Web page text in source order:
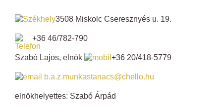
3508 Miskolc Cseresznyés u. 19.
+36 46/782-790
Szabó Lajos, elnök +36 20/418-5779
b.a.z.munkastanacs@chello.hu
elnökhelyettes: Szabó Árpád